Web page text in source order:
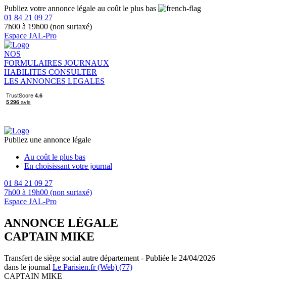
Publiez votre annonce légale au coût le plus bas
01 84 21 09 27
7h00 à 19h00 (non surtaxé)
Espace JAL-Pro
NOS
FORMULAIRES JOURNAUX
HABILITES CONSULTER
LES ANNONCES LEGALES
Publiez une annonce légale
Au coût le plus bas
En choisissant votre journal
01 84 21 09 27
7h00 à 19h00 (non surtaxé)
Espace JAL-Pro
ANNONCE LÉGALE
CAPTAIN MIKE
Transfert de siège social autre département - Publiée le 24/04/2026
dans le journal Le Parisien.fr (Web) (77)
CAPTAIN MIKE